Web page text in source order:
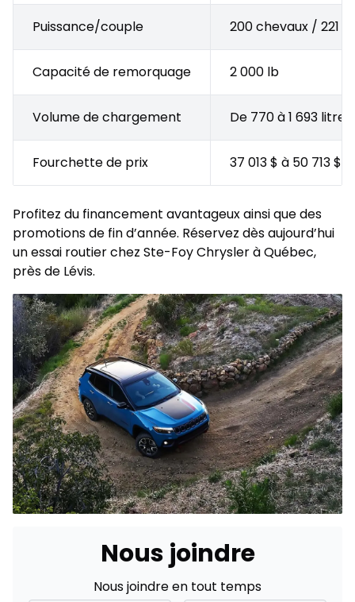
Puissance/couple 200 chevaux / 221
Capacité de remorquage 2 000 lb
Volume de chargement De 770 à 1 693 litres
Fourchette de prix 37 013 $ à 50 713 $
Profitez du financement avantageux ainsi que des
promotionsde fin d’année. Réservez dès aujourd’hui
un essai routier chez Ste-Foy Chrysler à Québec,
près de Lévis.
Nous joindre
Nous joindre en tout temps